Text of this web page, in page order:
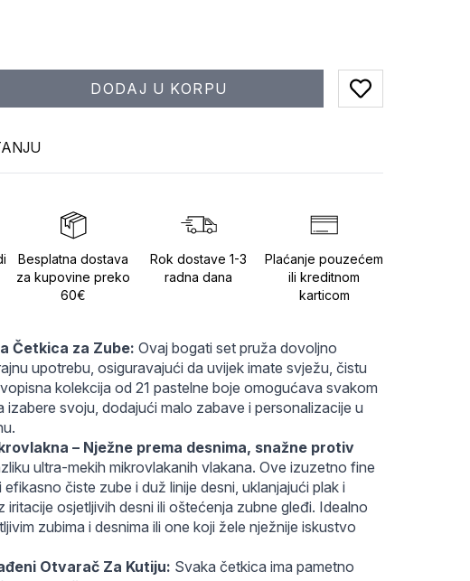
DODAJ U KORPU
Add to favorites
Besplatna dostava
za kupovine preko
60€
Rok dostave 1-3
radna dana
Plaćanje pouzećem
ili kreditnom
karticom
Četkica za Zube: Ovaj bogati set pruža dovoljno
upotrebu, osiguravajući da uvijek imate svježu, čistu
kolekcija od 21 pastelne boje omogućava svakom
izabere svoju, dodajući malo zabave i personalizacije u
– Nježne prema desnima, snažne protiv
ultra-mekih mikrovlakanih vlakana. Ove izuzetno fine
čiste zube i duž linije desni, uklanjajući plak i
iritacije osjetljivih desni ili oštećenja zubne gleđi. Idealno
zubima i desnima ili one koji žele nježnije iskustvo
Otvarač Za Kutiju: Svaka četkica ima pametno